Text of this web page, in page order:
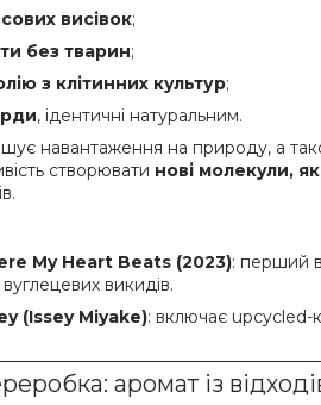
висівок;
без тварин;
з клітинних культур;
, ідентичні натуральним.
навантаження на природу, а
створювати нові молекули,
My Heart Beats (2023): перший в
викидів.
(Issey Miyake): включає upcycled-
аромат із